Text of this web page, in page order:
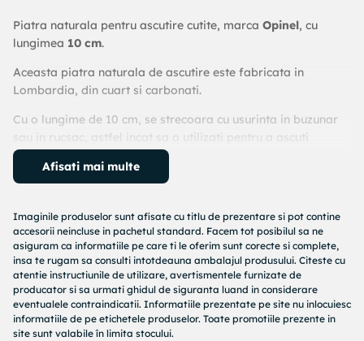
Piatra naturala pentru ascutire cutite, marca Opinel, cu
lungimea 10 cm.
Aceasta piatra naturala de ascutire este fabricata in
Lombardia, din cuart si carbonati.
Cu o lungime de 10 cm, se strecoara cu usurinta in buzunar
sau in rucsac, astfel incat sa o utilizati pentru a ascuti
oriunde si oricand, cutite de buzunar, cutite de bucatarie si
alte cutite de vanatoare.
Afisati mai multe
Imaginile produselor sunt afisate cu titlu de prezentare si pot contine
accesorii neincluse in pachetul standard. Facem tot posibilul sa ne
asiguram ca informatiile pe care ti le oferim sunt corecte si complete,
insa te rugam sa consulti intotdeauna ambalajul produsului. Citeste cu
atentie instructiunile de utilizare, avertismentele furnizate de
producator si sa urmati ghidul de siguranta luand in considerare
eventualele contraindicatii. Informatiile prezentate pe site nu inlocuiesc
informatiile de pe etichetele produselor. Toate promotiile prezente in
site sunt valabile în limita stocului.